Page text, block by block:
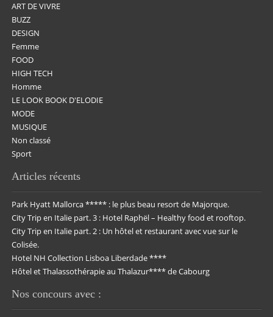
ART DE VIVRE
BUZZ
DESIGN
Femme
FOOD
HIGH TECH
Homme
LE LOOK BOOK D'ELODIE
MODE
MUSIQUE
Non classé
Sport
Articles récents
Park Hyatt Mallorca ***** : le plus beau resort de Majorque.
City Trip en Italie part. 3 : Hotel Raphël – Healthy food et rooftop.
City Trip en Italie part. 2 : Un hôtel et restaurant avec vue sur le
Colisée.
Hotel NH Collection Lisboa Liberdade ****
Hôtel et Thalassothérapie au Thalazur**** de Cabourg
Nos concours avec :